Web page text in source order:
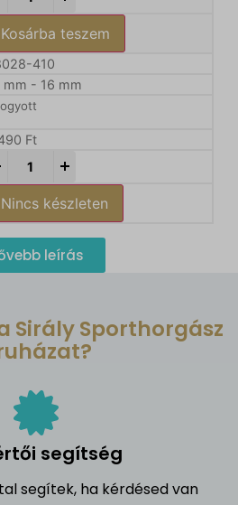
Kosárba teszem
410
mm - 16 mm
Ft
Nincs készleten
leírás
Sirály Sporthorgász
segítség
segítek, ha kérdésed van